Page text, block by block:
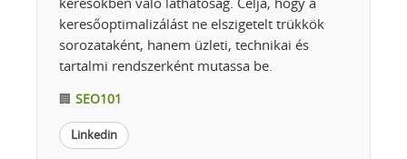
keresőoptimalizálást ne elszigetelt trükkök
sorozataként, hanem üzleti, technikai és
tartalmi rendszerként mutassa be.
🏢 SEO101
Linkedin